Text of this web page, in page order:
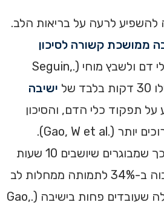
להשפיע לרעה על בריאות הלב.
ממושכת קשורה לסיכון
לב וכלי דם ולשבץ מוחי (.Seguin,
ישיבה
על תפקוד כלי הדם, והסיכון
גדל עם זמני ישיבה ארוכים יותר (.Gao, W et al).
מחקרים מצביעים על כך שמבוגרים שיושבים 10 שעות
ביום נמצאים בסיכון גבוה ב-34% לתמותה ממחלות לב
וכלי דם בהשוואה לאלה שעובדים פחות בישיבה (.Gao,